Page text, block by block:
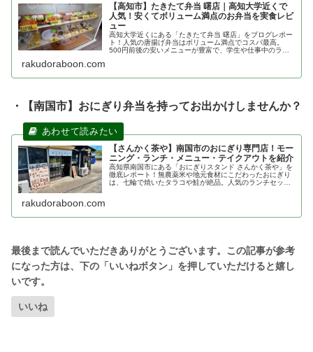
【高知市】たきたて弁当 曙店｜高知大学近くで
人気！安くてボリューム満点のお弁当を実食レビ
ュー
高知大学近くにある「たきたて弁当 曙店」をブログレポー
ト！人気の唐揚げ弁当はボリューム満点でコスパ最高。
500円前後の安いメニューが豊富で、学生や仕事中のラン
rakudoraboon.com
・【南国市】おにぎり弁当を持ってお出かけしませんか？
【さんかく茶や】南国市のおにぎり専門店！モー
ニング・ランチ・メニュー・テイクアウトを紹介
高知県南国市にある「おにぎりスタンド さんかく茶や」を
徹底レポート！無農薬米や地元食材にこだわったおにぎり
は、七輪で焼いたタラコや鮭が絶品。人気のランチセット
rakudoraboon.com
いいね